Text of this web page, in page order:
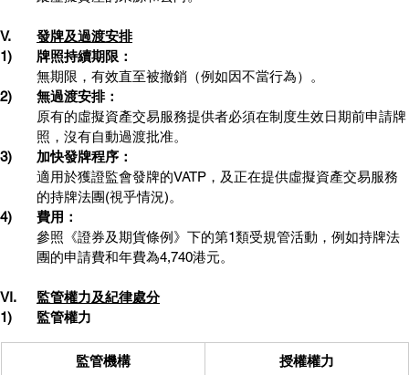
發牌及過渡安排
1)	牌照持續期限：
無期限，有效直至被撤銷（例如因不當行為）。
2)	無過渡安排：
原有的虛擬資產交易服務提供者必須在制度生效日期前申請牌
照，沒有自動過渡批准。
3)	加快發牌程序：
適用於獲證監會發牌的VATP，及正在提供虛擬資產交易服務
的持牌法團(視乎情況)。
4)	費用：
參照《證券及期貨條例》下的第1類受規管活動，例如持牌法
團的申請費和年費為4,740港元。
監管權力及紀律處分
1)	監管權力
監管機構 授權權力